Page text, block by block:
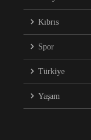
Kıbrıs
Spor
Türkiye
Yaşam